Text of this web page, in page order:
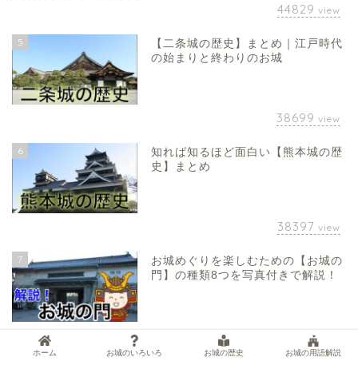
44829 view
5
【二条城の歴史】まとめ｜江戸時代
の始まりと終わりのお城
38699 view
6
知れば知るほど面白い【熊本城の歴
史】まとめ
38397 view
7
お城めぐりを楽しむための【お城の
門】の種類8つを写真付きで解説！
35893view
ホーム お城のいろいろ お城の歴史 お城の用語解説